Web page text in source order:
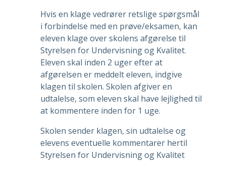
Hvis en klage vedrører retslige spørgsmål
i forbindelse med en prøve/eksamen, kan
eleven klage over skolens afgørelse til
Styrelsen for Undervisning og Kvalitet.
Eleven skal inden 2 uger efter at
afgørelsen er meddelt eleven, indgive
klagen til skolen. Skolen afgiver en
udtalelse, som eleven skal have lejlighed til
at kommentere inden for 1 uge.
Skolen sender klagen, sin udtalelse og
elevens eventuelle kommentarer hertil
Styrelsen for Undervisning og Kvalitet